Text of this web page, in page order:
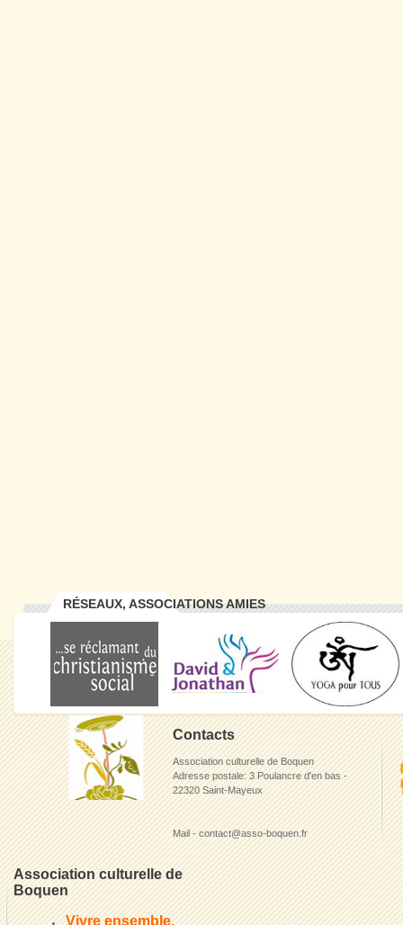
RÉSEAUX, ASSOCIATIONS AMIES
Contacts
Association culturelle de Boquen
Adresse postale: 3 Poulancre d'en bas -
22320 Saint-Mayeux
Mail - contact@asso-boquen.fr
Association culturelle de
Boquen
Vivre ensemble,